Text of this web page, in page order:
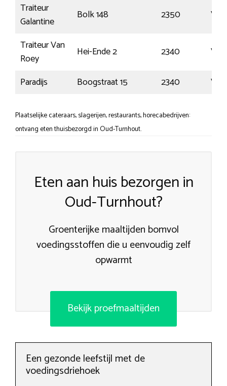
Traiteur
Galantine
Bolk 148 2350
Traiteur Van
Roey
Hei-Ende 2 2340
Paradijs
Boogstraat 15 2340
Plaatselijke cateraars, slagerijen, restaurants, horecabedrijven:
ontvang eten thuisbezorgd in Oud-Turnhout.
Eten aan huis bezorgen in
Oud-Turnhout?
Groenterijke maaltijden bomvol
voedingsstoffen die u eenvoudig zelf
opwarmt
Bekijk proefmaaltijden
Een gezonde leefstijl met de
voedingsdriehoek